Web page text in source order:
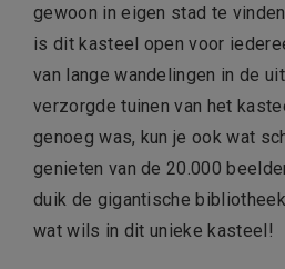
gewoon in eigen stad te
is dit kasteel open voor
van lange wandelingen in de
verzorgde tuinen van het
genoeg was, kun je ook wat
genieten van de 20.000
duik de gigantische
wat wils in dit unieke kasteel!